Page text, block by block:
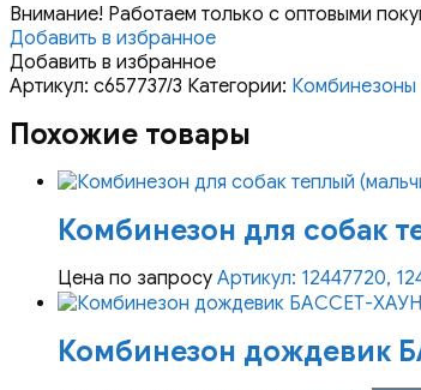
Внимание! Работаем только с оптовыми
Добавить в избранное
Добавить в избранное
Артикул: с657737/3 Категории: Комбинезоны
Похожие товары
Комбинезон для собак
Цена по запросу Артикул: 12447720,
Комбинезон дождевик